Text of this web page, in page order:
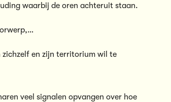
waarbij de oren achteruit staan.
zichzelf en zijn territorium wil te
veel signalen opvangen over hoe